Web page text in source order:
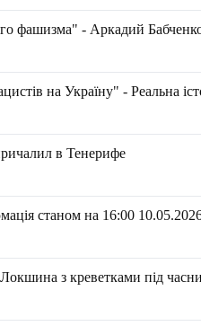
фашизма" - Аркадий
на Україну" - Реальна
в Тенерифе
станом на 16:00
з креветками під